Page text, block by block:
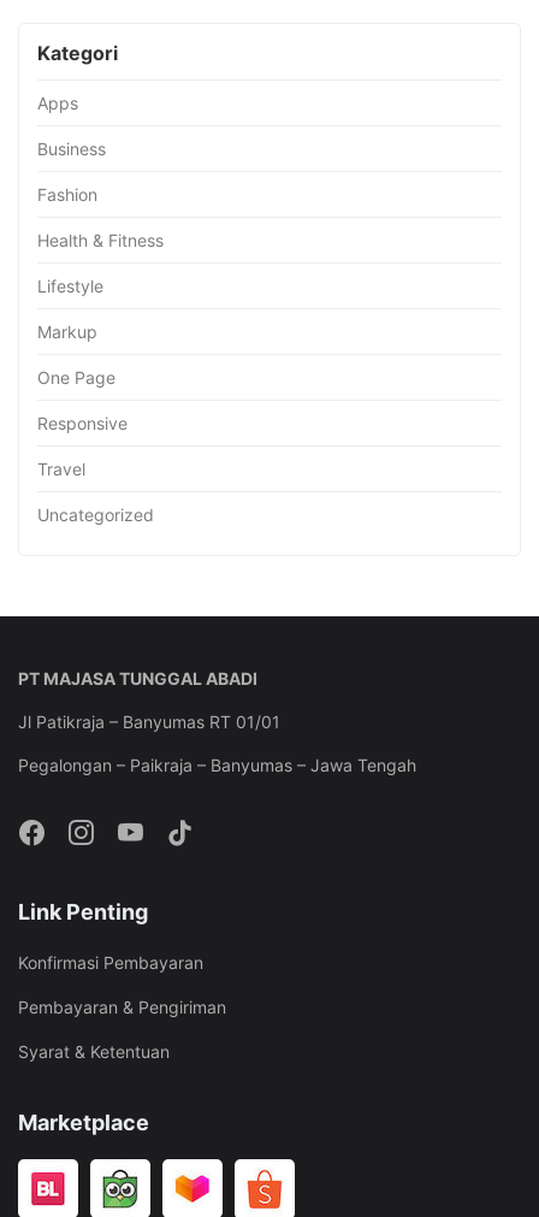
Kategori
Apps
Business
Fashion
Health & Fitness
Lifestyle
Markup
One Page
Responsive
Travel
Uncategorized
PT MAJASA TUNGGAL ABADI
Jl Patikraja – Banyumas RT 01/01
Pegalongan – Paikraja – Banyumas – Jawa Tengah
Link Penting
Konfirmasi Pembayaran
Pembayaran & Pengiriman
Syarat & Ketentuan
Marketplace